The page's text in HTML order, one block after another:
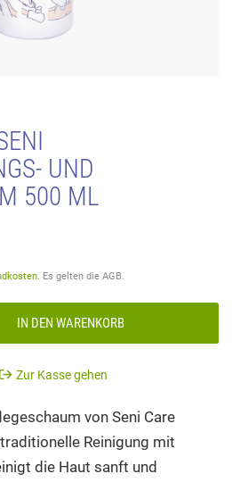
UND
500 ML
. Es gelten die AGB.
IN DEN WARENKORB
Zur Kasse gehen
von Seni Care
Reinigung mit
die Haut sanft und